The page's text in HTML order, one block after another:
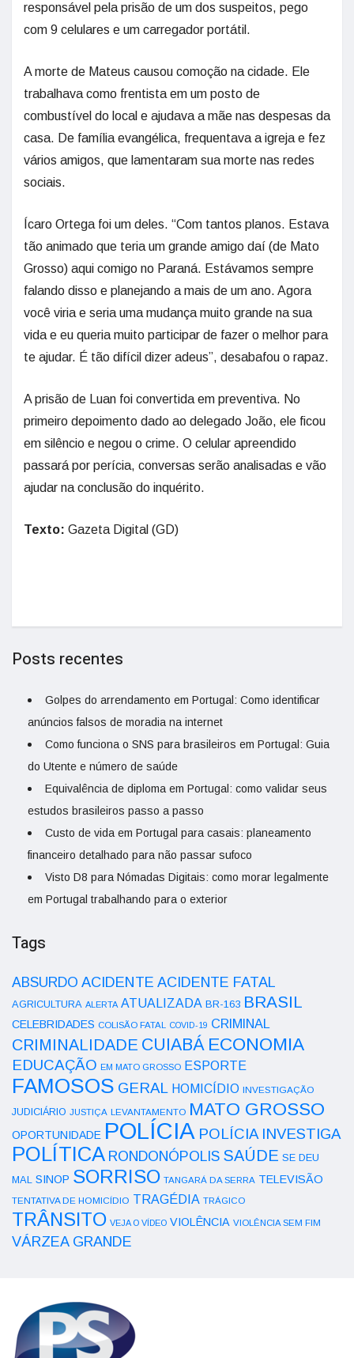
responsável pela prisão de um dos suspeitos, pego
com 9 celulares e um carregador portátil.
A morte de Mateus causou comoção na cidade. Ele
trabalhava como frentista em um posto de
combustível do local e ajudava a mãe nas despesas da
casa. De família evangélica, frequentava a igreja e fez
vários amigos, que lamentaram sua morte nas redes
sociais.
Ícaro Ortega foi um deles. “Com tantos planos. Estava
tão animado que teria um grande amigo daí (de Mato
Grosso) aqui comigo no Paraná. Estávamos sempre
falando disso e planejando a mais de um ano. Agora
você viria e seria uma mudança muito grande na sua
vida e eu queria muito participar de fazer o melhor para
te ajudar. É tão difícil dizer adeus”, desabafou o rapaz.
A prisão de Luan foi convertida em preventiva. No
primeiro depoimento dado ao delegado João, ele ficou
em silêncio e negou o crime. O celular apreendido
passará por perícia, conversas serão analisadas e vão
ajudar na conclusão do inquérito.
Texto: Gazeta Digital (GD)
Posts recentes
Golpes do arrendamento em Portugal: Como identificar
anúncios falsos de moradia na internet
Como funciona o SNS para brasileiros em Portugal: Guia
do Utente e número de saúde
Equivalência de diploma em Portugal: como validar seus
estudos brasileiros passo a passo
Custo de vida em Portugal para casais: planeamento
financeiro detalhado para não passar sufoco
Visto D8 para Nómadas Digitais: como morar legalmente
em Portugal trabalhando para o exterior
Tags
ABSURDO ACIDENTE ACIDENTE FATAL
AGRICULTURA ALERTA ATUALIZADA BR-163 BRASIL
CELEBRIDADES COLISÃO FATAL COVID-19 CRIMINAL
CRIMINALIDADE CUIABÁ ECONOMIA
EDUCAÇÃO EM MATO GROSSO ESPORTE
FAMOSOS GERAL HOMICÍDIO INVESTIGAÇÃO
JUDICIÁRIO JUSTIÇA LEVANTAMENTO MATO GROSSO
OPORTUNIDADE POLÍCIA POLÍCIA INVESTIGA
POLÍTICA RONDONÓPOLIS SAÚDE SE DEU
MAL SINOP SORRISO TANGARÁ DA SERRA TELEVISÃO
TENTATIVA DE HOMICÍDIO TRAGÉDIA TRÁGICO
TRÂNSITO VEJA O VÍDEO VIOLÊNCIA VIOLÊNCIA SEM FIM
VÁRZEA GRANDE